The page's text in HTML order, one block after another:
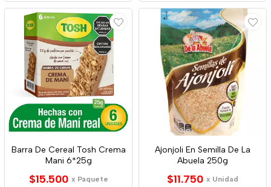
Barra De Cereal Tosh Crema
Mani 6*25g
$15.500 x Paquete
Ajonjoli En Semilla De La
Abuela 250g
$11.750 x Unidad